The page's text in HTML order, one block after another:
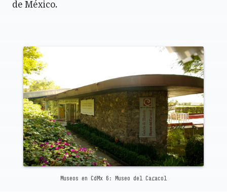
de México.
Museos en CdMx 6: Museo del Caracol